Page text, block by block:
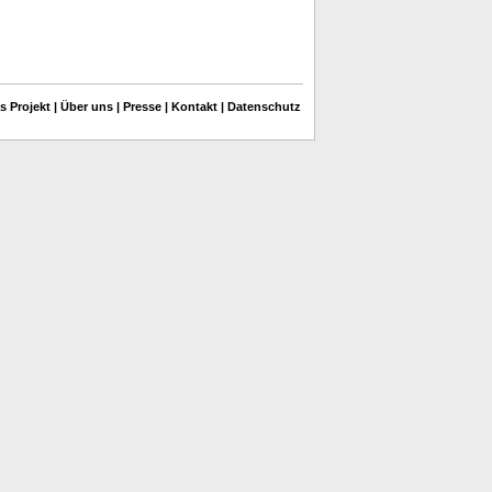
Projekt | Über uns | Presse | Kontakt | Datenschutz